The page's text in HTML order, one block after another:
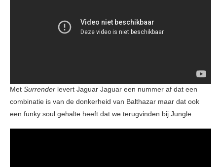
Met Surrender levert Jaguar Jaguar een nummer af dat een
combinatie is van de donkerheid van Balthazar maar dat ook
een funky soul gehalte heeft dat we terugvinden bij Jungle.